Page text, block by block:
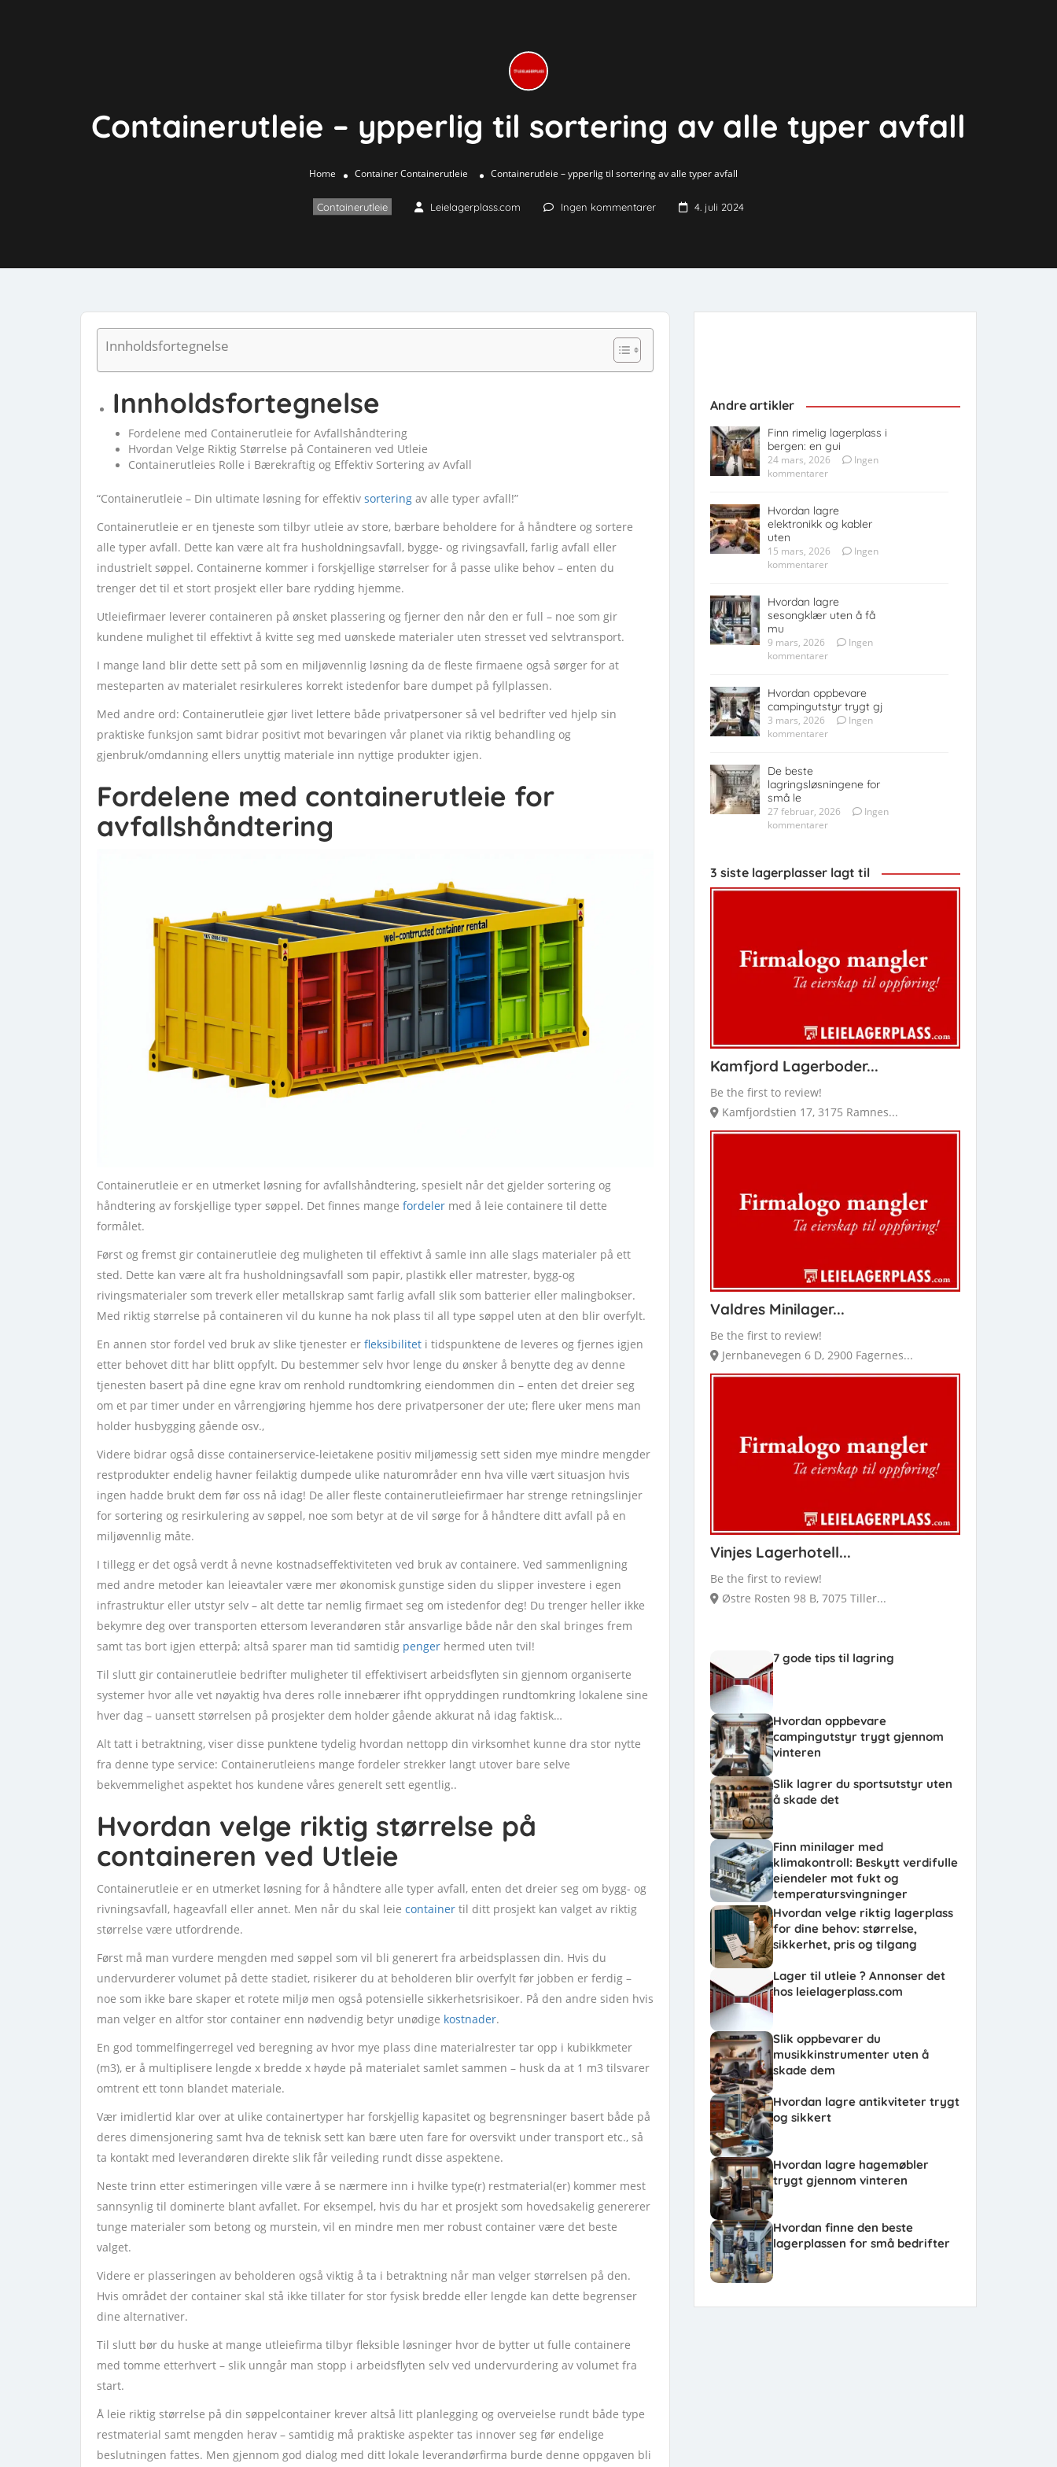
Containerutleie – ypperlig til sortering av alle typer avfall
Home ContainerContainerutleie Containerutleie – ypperlig til sortering av alle typer avfall
Containerutleie Leielagerplass.com Ingen kommentarer 4. juli 2024
Innholdsfortegnelse
Innholdsfortegnelse
Fordelene med Containerutleie for Avfallshåndtering
Hvordan Velge Riktig Størrelse på Containeren ved Utleie
Containerutleies Rolle i Bærekraftig og Effektiv Sortering av Avfall
“Containerutleie – Din ultimate løsning for effektiv sortering av alle typer avfall!”
Containerutleie er en tjeneste som tilbyr utleie av store, bærbare beholdere for å håndtere og sortere
alle typer avfall. Dette kan være alt fra husholdningsavfall, bygge- og rivingsavfall, farlig avfall eller
industrielt søppel. Containerne kommer i forskjellige størrelser for å passe ulike behov – enten du
trenger det til et stort prosjekt eller bare rydding hjemme.
Utleiefirmaer leverer containeren på ønsket plassering og fjerner den når den er full – noe som gir
kundene mulighet til effektivt å kvitte seg med uønskede materialer uten stresset ved selvtransport.
I mange land blir dette sett på som en miljøvennlig løsning da de fleste firmaene også sørger for at
mesteparten av materialet resirkuleres korrekt istedenfor bare dumpet på fyllplassen.
Med andre ord: Containerutleie gjør livet lettere både privatpersoner så vel bedrifter ved hjelp sin
praktiske funksjon samt bidrar positivt mot bevaringen vår planet via riktig behandling og
gjenbruk/omdanning ellers unyttig materiale inn nyttige produkter igjen.
Fordelene med containerutleie for
avfallshåndtering
Containerutleie er en utmerket løsning for avfallshåndtering, spesielt når det gjelder sortering og
håndtering av forskjellige typer søppel. Det finnes mange fordeler med å leie containere til dette
formålet.
Først og fremst gir containerutleie deg muligheten til effektivt å samle inn alle slags materialer på ett
sted. Dette kan være alt fra husholdningsavfall som papir, plastikk eller matrester, bygg-og
rivingsmaterialer som treverk eller metallskrap samt farlig avfall slik som batterier eller malingbokser.
Med riktig størrelse på containeren vil du kunne ha nok plass til all type søppel uten at den blir overfylt.
En annen stor fordel ved bruk av slike tjenester er fleksibilitet i tidspunktene de leveres og fjernes igjen
etter behovet ditt har blitt oppfylt. Du bestemmer selv hvor lenge du ønsker å benytte deg av denne
tjenesten basert på dine egne krav om renhold rundtomkring eiendommen din – enten det dreier seg
om et par timer under en vårrengjøring hjemme hos dere privatpersoner der ute; flere uker mens man
holder husbygging gående osv.,
Videre bidrar også disse containerservice-leietakene positiv miljømessig sett siden mye mindre mengder
restprodukter endelig havner feilaktig dumpede ulike naturområder enn hva ville vært situasjon hvis
ingen hadde brukt dem før oss nå idag! De aller fleste containerutleiefirmaer har strenge retningslinjer
for sortering og resirkulering av søppel, noe som betyr at de vil sørge for å håndtere ditt avfall på en
miljøvennlig måte.
I tillegg er det også verdt å nevne kostnadseffektiviteten ved bruk av containere. Ved sammenligning
med andre metoder kan leieavtaler være mer økonomisk gunstige siden du slipper investere i egen
infrastruktur eller utstyr selv – alt dette tar nemlig firmaet seg om istedenfor deg! Du trenger heller ikke
bekymre deg over transporten ettersom leverandøren står ansvarlige både når den skal bringes frem
samt tas bort igjen etterpå; altså sparer man tid samtidig penger hermed uten tvil!
Til slutt gir containerutleie bedrifter muligheter til effektivisert arbeidsflyten sin gjennom organiserte
systemer hvor alle vet nøyaktig hva deres rolle innebærer ifht oppryddingen rundtomkring lokalene sine
hver dag – uansett størrelsen på prosjekter dem holder gående akkurat nå idag faktisk…
Alt tatt i betraktning, viser disse punktene tydelig hvordan nettopp din virksomhet kunne dra stor nytte
fra denne type service: Containerutleiens mange fordeler strekker langt utover bare selve
bekvemmelighet aspektet hos kundene våres generelt sett egentlig..
Hvordan velge riktig størrelse på
containeren ved Utleie
Containerutleie er en utmerket løsning for å håndtere alle typer avfall, enten det dreier seg om bygg- og
rivningsavfall, hageavfall eller annet. Men når du skal leie container til ditt prosjekt kan valget av riktig
størrelse være utfordrende.
Først må man vurdere mengden med søppel som vil bli generert fra arbeidsplassen din. Hvis du
undervurderer volumet på dette stadiet, risikerer du at beholderen blir overfylt før jobben er ferdig –
noe som ikke bare skaper et rotete miljø men også potensielle sikkerhetsrisikoer. På den andre siden hvis
man velger en altfor stor container enn nødvendig betyr unødige kostnader.
En god tommelfingerregel ved beregning av hvor mye plass dine materialrester tar opp i kubikkmeter
(m3), er å multiplisere lengde x bredde x høyde på materialet samlet sammen – husk da at 1 m3 tilsvarer
omtrent ett tonn blandet materiale.
Vær imidlertid klar over at ulike containertyper har forskjellig kapasitet og begrensninger basert både på
deres dimensjonering samt hva de teknisk sett kan bære uten fare for oversvikt under transport etc., så
ta kontakt med leverandøren direkte slik får veileding rundt disse aspektene.
Neste trinn etter estimeringen ville være å se nærmere inn i hvilke type(r) restmaterial(er) kommer mest
sannsynlig til dominerte blant avfallet. For eksempel, hvis du har et prosjekt som hovedsakelig genererer
tunge materialer som betong og murstein, vil en mindre men mer robust container være det beste
valget.
Videre er plasseringen av beholderen også viktig å ta i betraktning når man velger størrelsen på den.
Hvis området der container skal stå ikke tillater for stor fysisk bredde eller lengde kan dette begrenser
dine alternativer.
Til slutt bør du huske at mange utleiefirma tilbyr fleksible løsninger hvor de bytter ut fulle containere
med tomme etterhvert – slik unngår man stopp i arbeidsflyten selv ved undervurdering av volumet fra
start.
Å leie riktig størrelse på din søppelcontainer krever altså litt planlegging og overveielse rundt både type
restmaterial samt mengden herav – samtidig må praktiske aspekter tas innover seg før endelige
beslutningen fattes. Men gjennom god dialog med ditt lokale leverandørfirma burde denne oppgaven bli
Andre artikler
Finn rimelig lagerplass i
bergen: en gui
24 mars, 2026
Ingen
kommentarer
Hvordan lagre
elektronikk og kabler
uten
15 mars, 2026
Ingen
kommentarer
Hvordan lagre
sesongklær uten å få
mu
9 mars, 2026
Ingen
kommentarer
Hvordan oppbevare
campingutstyr trygt gj
3 mars, 2026
Ingen
kommentarer
De beste
lagringsløsningene for
små le
27 februar, 2026
Ingen
kommentarer
3 siste lagerplasser lagt til
Kamfjord Lagerboder...
Be the first to review!
Kamfjordstien 17, 3175 Ramnes...
Valdres Minilager...
Be the first to review!
Jernbanevegen 6 D, 2900 Fagernes...
Vinjes Lagerhotell...
Be the first to review!
Østre Rosten 98 B, 7075 Tiller...
7 gode tips til lagring
Hvordan oppbevare
campingutstyr trygt gjennom
vinteren
Slik lagrer du sportsutstyr uten
å skade det
Finn minilager med
klimakontroll: Beskytt verdifulle
eiendeler mot fukt og
temperatursvingninger
Hvordan velge riktig lagerplass
for dine behov: størrelse,
sikkerhet, pris og tilgang
Lager til utleie ? Annonser det
hos leielagerplass.com
Slik oppbevarer du
musikkinstrumenter uten å
skade dem
Hvordan lagre antikviteter trygt
og sikkert
Hvordan lagre hagemøbler
trygt gjennom vinteren
Hvordan finne den beste
lagerplassen for små bedrifter